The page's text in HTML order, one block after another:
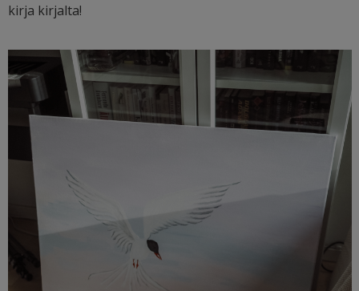
kirja kirjalta!